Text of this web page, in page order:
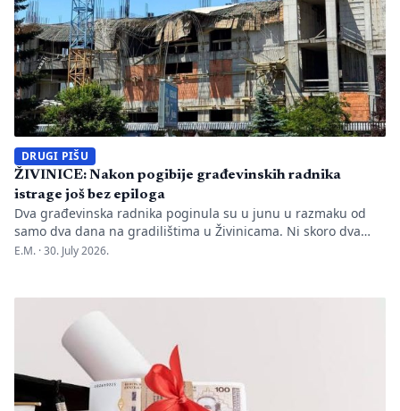
DRUGI PIŠU
ŽIVINICE: Nakon pogibije građevinskih radnika
istrage još bez epiloga
Dva građevinska radnika poginula su u junu u razmaku od
samo dva dana na gradilištima u Živinicama. Ni skoro dva
mjeseca kasnije javnosti nisu poznati uzroci nesreća, niti je
Mahmutović Dok Tužilaštvo Tuzlanskog kantona sprovodi
istrage, odgovornost […]
E.M. ·30. July 2026.